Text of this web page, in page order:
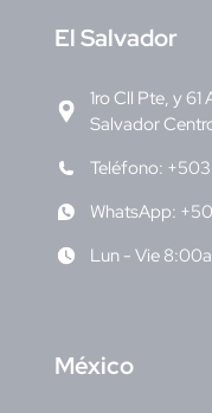
El Salvador
1ro Cll Pte, y
Salvador
Teléfono:
WhatsApp:
Lun - Vie
México